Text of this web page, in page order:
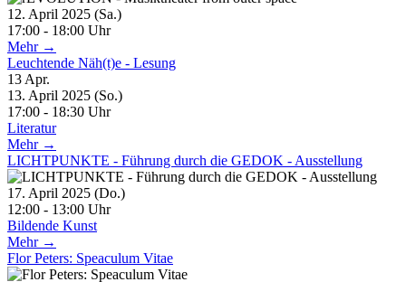
12. April 2025 (Sa.)
17:00 - 18:00 Uhr
Mehr →
Leuchtende Näh(t)e - Lesung
13 Apr.
13. April 2025 (So.)
17:00 - 18:30 Uhr
Literatur
Mehr →
LICHTPUNKTE - Führung durch die GEDOK - Ausstellung
17. April 2025 (Do.)
12:00 - 13:00 Uhr
Bildende Kunst
Mehr →
Flor Peters: Speaculum Vitae